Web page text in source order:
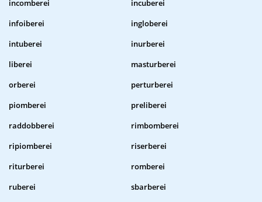
incomberei
incuberei
infoiberei
ingloberei
intuberei
inurberei
liberei
masturberei
orberei
perturberei
piomberei
preliberei
raddobberei
rimbomberei
ripiomberei
riserberei
riturberei
romberei
ruberei
sbarberei